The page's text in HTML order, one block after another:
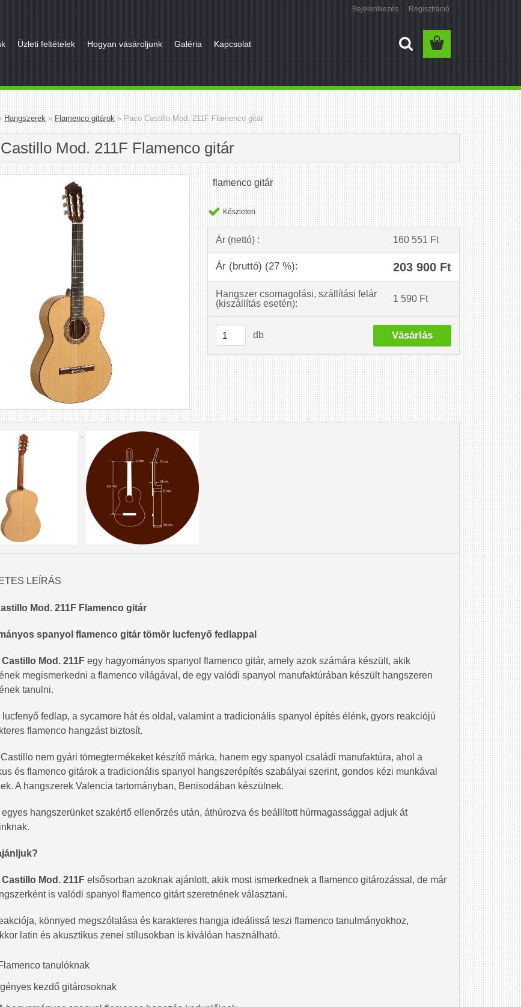
Üzleti feltételek Hogyan vásároljunk Galéria Kapcsolat
Bejelentkezés Regisztráció
Hangszerek » Flamenco gitárok » Paco Castillo Mod. 211F Flamenco gitár
Mod. 211F Flamenco gitár
flamenco gitár
Készleten
Ár (nettó) : 160 551 Ft
Ár (bruttó) (27 %): 203 900 Ft
Hangszer csomagolási, szállítási felár
(kiszállítás esetén):
1 590 Ft
db
LEÍRÁS
Mod. 211F Flamenco gitár
spanyol flamenco gitár tömör lucfenyő fedlappal
Castillo Mod. 211F egy hagyományos spanyol flamenco gitár, amely azok számára készült, akik
megismerkedni a flamenco világával, de egy valódi spanyol manufaktúrában készült hangszeren
tanulni.
lucfenyő fedlap, a sycamore hát és oldal, valamint a tradicionális spanyol építés élénk, gyors reakciójú
flamenco hangzást biztosít.
nem gyári tömegtermékeket készítő márka, hanem egy spanyol családi manufaktúra, ahol a
és flamenco gitárok a tradicionális spanyol hangszerépítés szabályai szerint, gondos kézi munkával
A hangszerek Valencia tartományban, Benisodában készülnek.
egyes hangszerünket szakértő ellenőrzés után, áthúrozva és beállított húrmagassággal adjuk át
Castillo Mod. 211F elsősorban azoknak ajánlott, akik most ismerkednek a flamenco gitározással, de már
is valódi spanyol flamenco gitárt szeretnének választani.
könnyed megszólalása és karakteres hangja ideálissá teszi flamenco tanulmányokhoz,
latin és akusztikus zenei stílusokban is kiválóan használható.
tanulóknak
Igényes kezdő gitárosoknak